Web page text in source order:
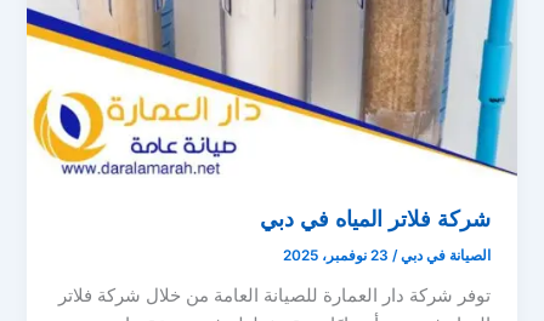
شركة فلاتر المياه في دبي
الصيانة في دبي/ 23 نوفمبر، 2025
توفر شركة دار العمارة للصيانة العامة من خلال شركة فلاتر